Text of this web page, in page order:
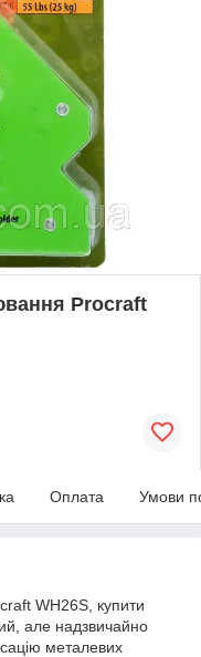
Procraft
Оплата Умови
WH26S, купити
але надзвичайно
металевих